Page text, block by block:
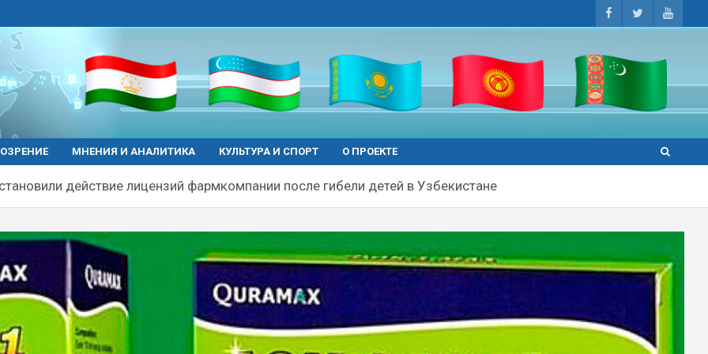
МНЕНИЯ И АНАЛИТИКА КУЛЬТУРА И СПОРТ О ПРОЕКТЕ
действие лицензий фармкомпании после гибели детей в Узбекистане